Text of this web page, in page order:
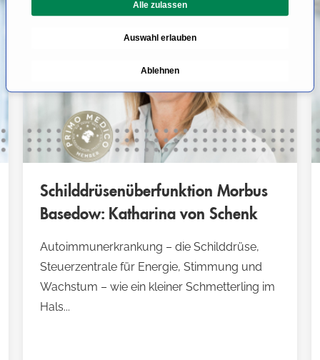
s
a
u
s
w
h
l
Alle zulassen
Auswahl erlauben
Ablehnen
Schilddrüsenüberfunktion Morbus
Basedow: Katharina von Schenk
Autoimmunerkrankung – die Schilddrüse,
Steuerzentrale für Energie, Stimmung und
Wachstum – wie ein kleiner Schmetterling im
Hals...